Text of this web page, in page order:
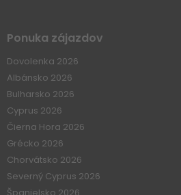
Ponuka zájazdov
Dovolenka 2026
Albánsko 2026
Bulharsko 2026
Cyprus 2026
Čierna Hora 2026
Grécko 2026
Chorvátsko 2026
Severný Cyprus 2026